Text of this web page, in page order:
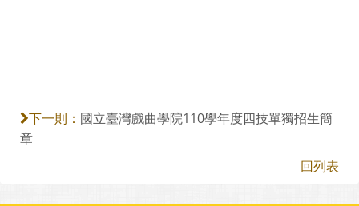
下一則： 國立臺灣戲曲學院110學年度四技單獨招生簡
章
回列表